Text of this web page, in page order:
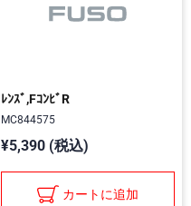
ﾚﾝｽﾞ,FｺﾝﾋﾞR
MC844575
¥5,390 (税込)
カートに追加